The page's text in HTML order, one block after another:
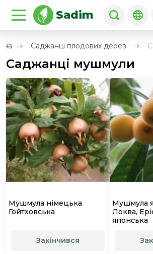
Sadim
Саджанці плодових дерев
Саджанці мушмули
Мушмула німецька
Гойтховська
Закінчився
Мушмула
Локва,
японська